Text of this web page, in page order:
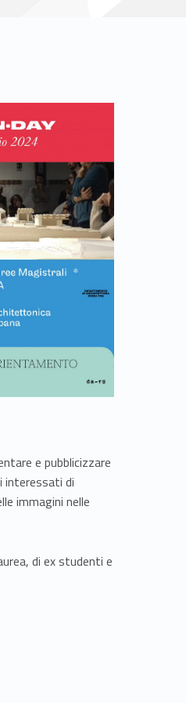
e pubblicizzare
interessati di
immagini nelle
di ex studenti e